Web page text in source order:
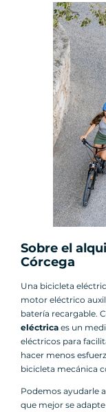
Sobre el
Córcega
Una bicicleta
motor eléctrico
batería recargable.
eléctrica es un
eléctricos para
hacer menos
bicicleta mecánica
Podemos ayudarle
que mejor se adapte